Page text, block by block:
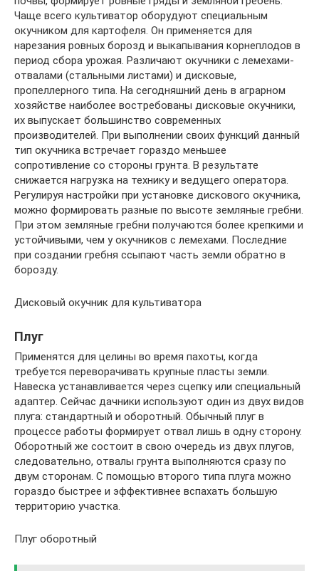
Чаще всего культиватор оборудуют специальным
окучником для картофеля. Он применяется для
нарезания ровных борозд и выкапывания корнеплодов в
период сбора урожая. Различают окучники с лемехами-
отвалами (стальными листами) и дисковые,
пропеллерного типа. На сегодняшний день в аграрном
хозяйстве наиболее востребованы дисковые окучники,
их выпускает большинство современных
производителей. При выполнении своих функций данный
тип окучника встречает гораздо меньшее
сопротивление со стороны грунта. В результате
снижается нагрузка на технику и ведущего оператора.
Регулируя настройки при установке дискового окучника,
можно формировать разные по высоте земляные гребни.
При этом земляные гребни получаются более крепкими и
устойчивыми, чем у окучников с лемехами. Последние
при создании гребня ссыпают часть земли обратно в
борозду.
Дисковый окучник для культиватора
Плуг
Применятся для целины во время пахоты, когда
требуется переворачивать крупные пласты земли.
Навеска устанавливается через сцепку или специальный
адаптер. Сейчас дачники используют один из двух видов
плуга: стандартный и оборотный. Обычный плуг в
процессе работы формирует отвал лишь в одну сторону.
Оборотный же состоит в свою очередь из двух плугов,
следовательно, отвалы грунта выполняются сразу по
двум сторонам. С помощью второго типа плуга можно
гораздо быстрее и эффективнее вспахать большую
территорию участка.
Плуг оборотный